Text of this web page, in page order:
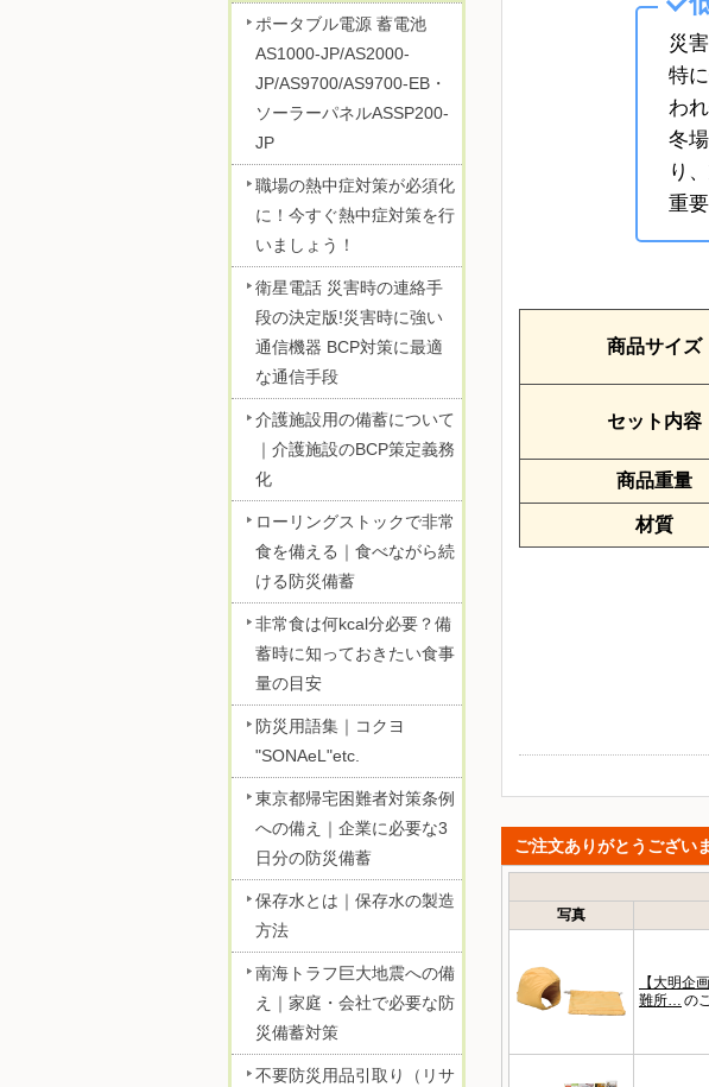
災
特
わ
冬
り
重要
商品サイズ
セット内容
商品重量
材質
ご注文ありがとうござい
ポータブル電源 蓄電池
AS1000-JP/AS2000-
JP/AS9700/AS9700-EB・
ソーラーパネルASSP200-
JP
職場の熱中症対策が必須化
に！今すぐ熱中症対策を行
いましょう！
衛星電話 災害時の連絡手
段の決定版!災害時に強い
通信機器 BCP対策に最適
な通信手段
介護施設用の備蓄について
｜介護施設のBCP策定義務
化
ローリングストックで非常
食を備える｜食べながら続
ける防災備蓄
非常食は何kcal分必要？備
蓄時に知っておきたい食事
量の目安
防災用語集｜コクヨ
"SONAeL"etc.
東京都帰宅困難者対策条例
への備え｜企業に必要な3
日分の防災備蓄
保存水とは｜保存水の製造
方法
南海トラフ巨大地震への備
え｜家庭・会社で必要な防
災備蓄対策
不要防災用品引取り（リサ